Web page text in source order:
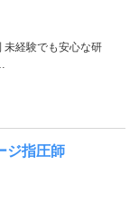
未経験でも安心な研
ジ指圧師